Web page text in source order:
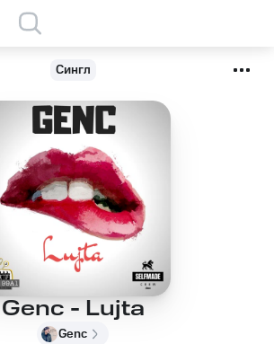
Сингл
Genc - Lujta
Genc